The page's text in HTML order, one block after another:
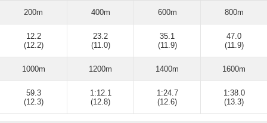
200m 400m 600m 800m
12.2
(12.2)
23.2
(11.0)
35.1
(11.9)
47.0
(11.9)
1000m 1200m 1400m 1600m
59.3
(12.3)
1:12.1
(12.8)
1:24.7
(12.6)
1:38.0
(13.3)